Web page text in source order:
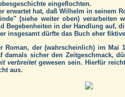
eingeflochten.
erwartet hat, daß Wilhelm in seinem
(siehe weiter oben) verarbeiten
Begebenheiten in der Handlung auf,
insgesamt dürfte das Buch eher
Roman, der (wahrscheinlich) im Mai
damals sicher den Zeitgeschmack,
verbreitetgewesen sein. Hierfür
aus.